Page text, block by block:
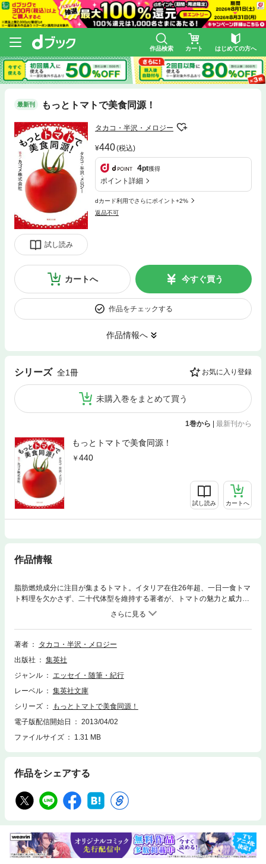
作品検索 カート はじめての方へ
最新刊 もっとトマトで美食同源！
試し読み
タカコ・半沢・メロジー
440(税込)
4pt獲得
ポイント詳細
dカード利用でさらにポイント+2%
返品不可
カートへ 今すぐ買う
作品をチェックする
作品情報へ
シリーズ 全1冊 お気に入り登録
未購入巻をまとめて買う
1巻から | 最新刊から
もっとトマトで美食同源！
440
試し読み カートへ
作品情報
脂肪燃焼成分に注目が集まるトマト。イタリア在住26年超、一日一食トマ
ト料理を欠かさず、二十代体型を維持する著者が、トマトの魅力と威力に
迫る。美白･美肌にトマトが有効と言われる根拠は? さらに、トマトにまつ
わるカゴメ社員達の体験談、ケチャップやジュース利用の簡単レシピなど
も紹介。トマトを積極的に生活にとりいれると、肌や体にごほうびが! こ
れぞ、トマトを知りつくす一冊。
著者
タカコ・半沢・メロジー
出版社
集英社
ジャンル
エッセイ・随筆・紀行
レーベル
集英社文庫
シリーズ
もっとトマトで美食同源！
電子版配信開始日
2013/04/02
ファイルサイズ
1.31 MB
作品をシェアする